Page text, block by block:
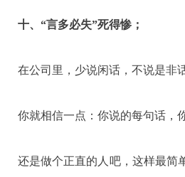
十、“言多必失”死得惨；
在公司里，少说闲话，不说是非话
你就相信一点：你说的每句话，你
还是做个正直的人吧，这样最简单